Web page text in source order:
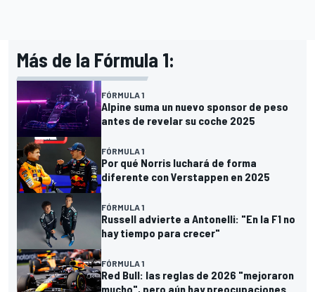
Más de la Fórmula 1:
FÓRMULA 1
Alpine suma un nuevo sponsor de peso
antes de revelar su coche 2025
FÓRMULA 1
Por qué Norris luchará de forma
diferente con Verstappen en 2025
FÓRMULA 1
Russell advierte a Antonelli: "En la F1 no
hay tiempo para crecer"
FÓRMULA 1
Red Bull: las reglas de 2026 "mejoraron
mucho", pero aún hay preocupaciones